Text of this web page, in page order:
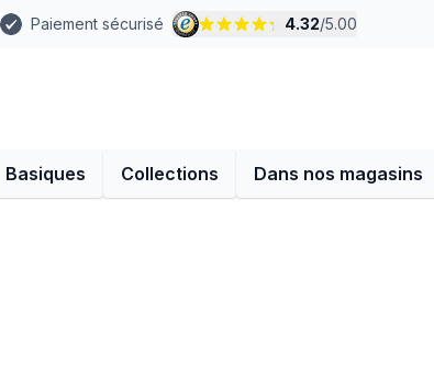
Paiement sécurisé 4.32/5.00
Basiques Collections Dans nos magasins